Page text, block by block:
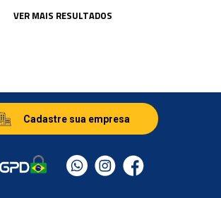
VER MAIS RESULTADOS
Cadastre sua empresa